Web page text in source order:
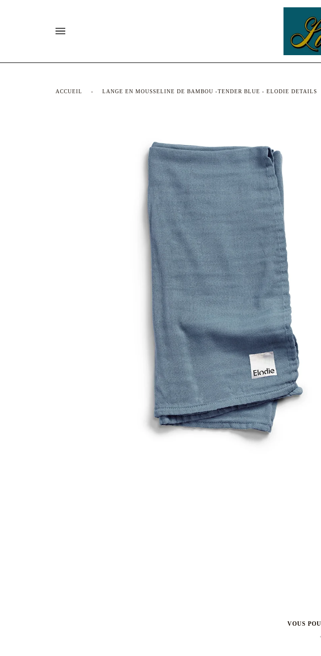
ACCUEIL › LANGE EN MOUSSELINE DE BAMBOU -TENDER BLUE - ELODIE DETAILS
VOUS